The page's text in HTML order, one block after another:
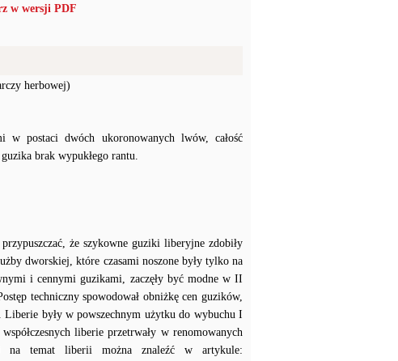
w wersji PDF
herbowej)
w postaci dwóch ukoronowanych lwów, całość
brak wypukłego rantu.
że szykowne guziki liberyjne zdobiły
dworskiej, które czasami noszone były tylko na
i cennymi guzikami, zaczęły być modne w II
techniczny spowodował obniżkę cen guzików,
Liberie były w powszechnym użytku do wybuchu I
liberie przetrwały w renomowanych
na temat liberii można znaleźć w artykule: